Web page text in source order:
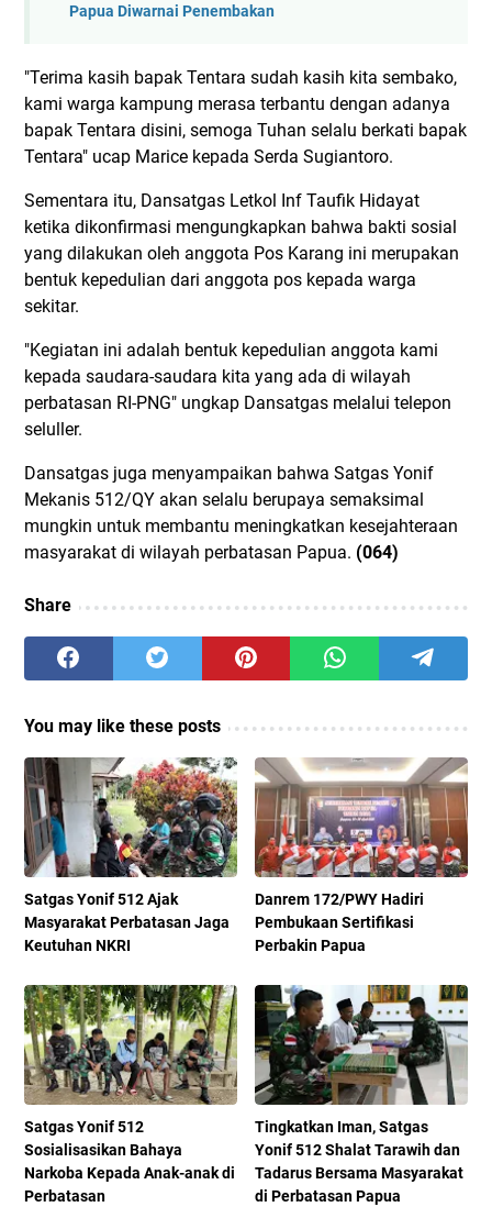
Papua Diwarnai Penembakan
"Terima kasih bapak Tentara sudah kasih kita sembako,
kami warga kampung merasa terbantu dengan adanya
bapak Tentara disini, semoga Tuhan selalu berkati bapak
Tentara" ucap Marice kepada Serda Sugiantoro.
Sementara itu, Dansatgas Letkol Inf Taufik Hidayat
ketika dikonfirmasi mengungkapkan bahwa bakti sosial
yang dilakukan oleh anggota Pos Karang ini merupakan
bentuk kepedulian dari anggota pos kepada warga
sekitar.
"Kegiatan ini adalah bentuk kepedulian anggota kami
kepada saudara-saudara kita yang ada di wilayah
perbatasan RI-PNG" ungkap Dansatgas melalui telepon
seluller.
Dansatgas juga menyampaikan bahwa Satgas Yonif
Mekanis 512/QY akan selalu berupaya semaksimal
mungkin untuk membantu meningkatkan kesejahteraan
masyarakat di wilayah perbatasan Papua. (064)
Share
You may like these posts
Satgas Yonif 512 Ajak
Masyarakat Perbatasan Jaga
Keutuhan NKRI
Danrem 172/PWY Hadiri
Pembukaan Sertifikasi
Perbakin Papua
Satgas Yonif 512
Sosialisasikan Bahaya
Narkoba Kepada Anak-anak di
Perbatasan
Tingkatkan Iman, Satgas
Yonif 512 Shalat Tarawih dan
Tadarus Bersama Masyarakat
di Perbatasan Papua